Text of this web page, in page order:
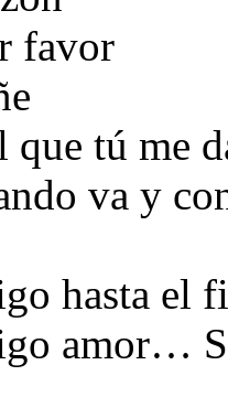
favor
que tú me
va y
hasta el
amor…